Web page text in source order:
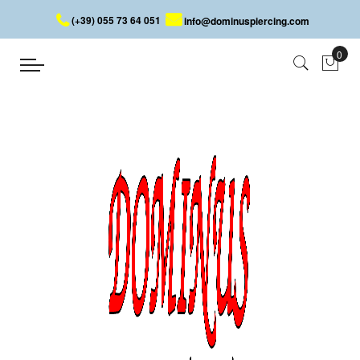
(+39) 055 73 64 051 info@dominuspiercing.com
BRACCIALI
BIGIOTTERIA BRACCIALI
Bracciali da donna e bracciali da uomo realizzati con diversi
materiali come acciaio, legno e cristalli. I bracciali della Dominus
aggiungono una nota positiva alla tua immagine, perfetti da